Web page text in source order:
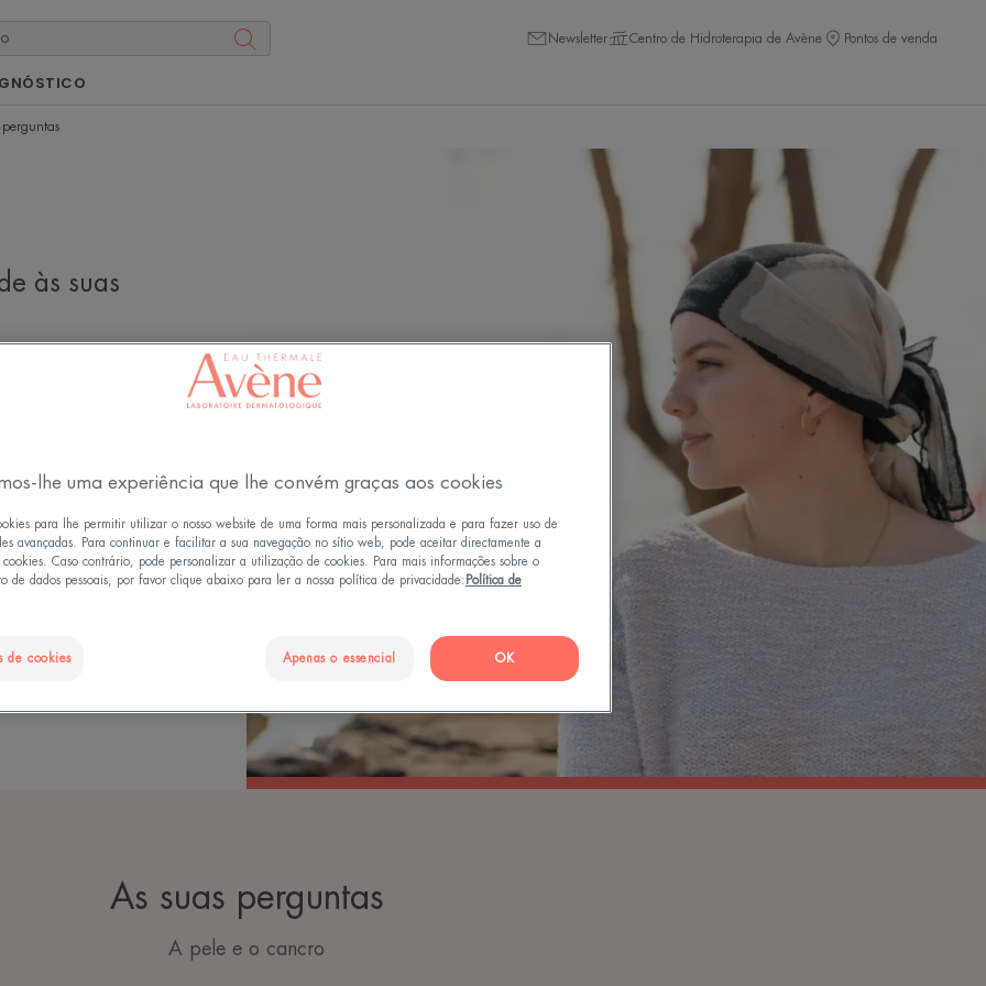
Newsletter Centro de Hidroterapia de Avène Pontos de venda
às suas
a melhor
posso cuidar
certa a adotar?
como reduzir
tratamentos
e
e Joëlle Nonni,
saúde da pele
As suas perguntas
A pele e o cancro
lhe uma experiência que lhe convém graças aos cookies
para lhe permitir utilizar o nosso website de uma forma mais personalizada e para fazer uso de
avançadas. Para continuar e facilitar a sua navegação no sítio web, pode aceitar directamente a
Caso contrário, pode personalizar a utilização de cookies. Para mais informações sobre o
de dados pessoais, por favor clique abaixo para ler a nossa política de privacidade: Política de
de cookies Apenas o essencial OK